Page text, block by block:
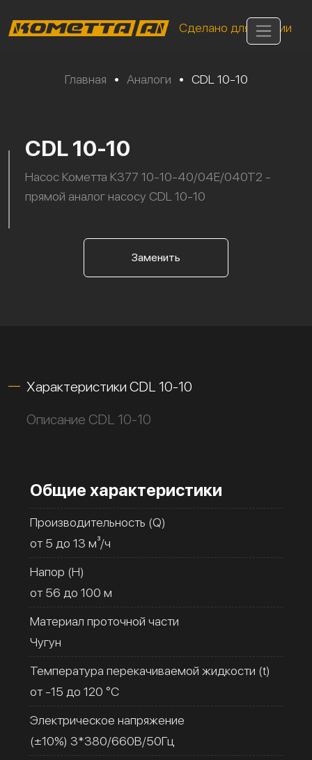
Сделано для России
Главная • Аналоги • CDL 10-10
CDL 10-10
Насос Кометта К377 10-10-40/04Е/040Т2 -
прямой аналог насосу CDL 10-10
Заменить
Характеристики CDL 10-10
Описание CDL 10-10
Общие характеристики
Производительность (Q)
от 5 до 13 м³/ч
Напор (H)
от 56 до 100 м
Материал проточной части
Чугун
Температура перекачиваемой жидкости (t)
от -15 до 120 °C
Электрическое напряжение
(±10%) 3*380/660В/50Гц